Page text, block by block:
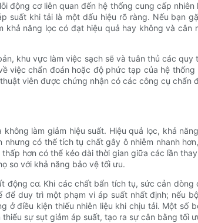
động cơ liên quan đến hệ thống cung cấp
suất khi tải là một dấu hiệu rõ ràng. Nếu bạn
năng lọc có đạt hiệu quả hay không và cân
khu vực làm việc sạch sẽ và tuân thủ các
việc chẩn đoán hoặc độ phức tạp của hệ
viên được chứng nhận có các công cụ
làm giảm hiệu suất. Hiệu quả lọc, khả
có thể tích tụ chất gây ô nhiễm nhanh
hơn có thể kéo dài thời gian giữa các lần
so với khả năng bảo vệ tối ưu.
cơ. Khi các chất bẩn tích tụ, sức cản
duy trì một phạm vi áp suất nhất định; nếu
ở điều kiện thiếu nhiên liệu khi chịu tải. Một
sự sụt giảm áp suất, tạo ra sự cân bằng tối